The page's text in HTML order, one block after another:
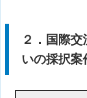
２．国際
いの採択案